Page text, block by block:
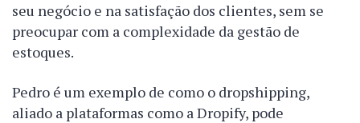
seu negócio e na satisfação dos clientes, sem se
preocupar com a complexidade da gestão de
estoques.
Pedro é um exemplo de como o dropshipping,
aliado a plataformas como a Dropify, pode